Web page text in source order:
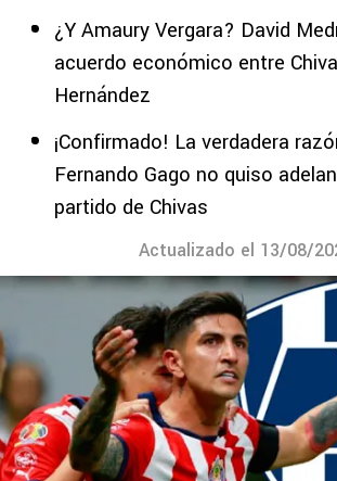
¿Y Amaury Vergara? David
acuerdo económico entre
Hernández
¡Confirmado! La verdadera
Fernando Gago no quiso
partido de Chivas
Actualizado el 13/08/